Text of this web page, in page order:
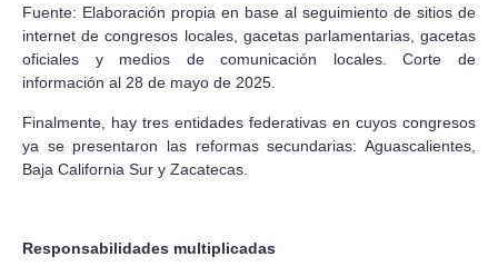
Fuente: Elaboración propia en base al seguimiento de sitios de
internet de congresos locales, gacetas parlamentarias, gacetas
oficiales y medios de comunicación locales. Corte de
información al 28 de mayo de 2025.
Finalmente, hay tres entidades federativas en cuyos congresos
ya se presentaron las reformas secundarias: Aguascalientes,
Baja California Sur y Zacatecas.
Responsabilidades multiplicadas